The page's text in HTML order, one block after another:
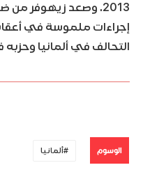
2013. وصعد زيهوفر
إجراءات ملموسة في
التحالف في ألمانيا وحزبه
الوسوم ألمانيا